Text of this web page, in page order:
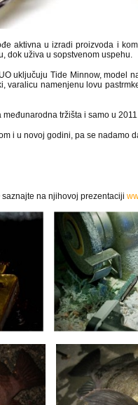
aktivna u izradi proizvoda i
dok uživa u sopstvenom uspehu.
uključuju Tide Minnow, model
varalicu namenjenu lovu
tržišta i samo u
i u novoj godini, pa se nadamo
na njihovoj prezentaciji